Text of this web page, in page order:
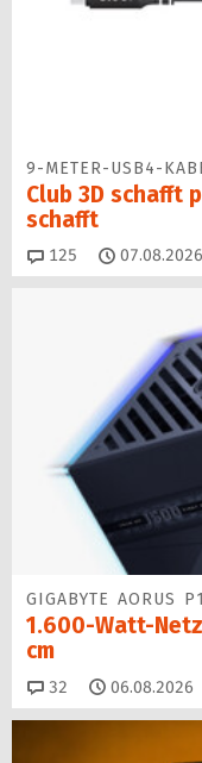
9-METER-USB4-
Club 3D schafft
schafft
125 Kommentare
07.08.2026
GIGABYTE AORUS
1.600-Watt-
cm
32 Kommentare
06.08.2026